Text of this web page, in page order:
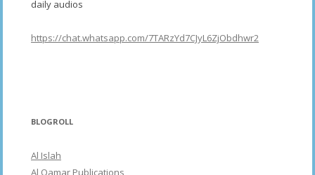
daily audios
https://chat.whatsapp.com/7TARzYd7CJyL6ZjObdhwr2
BLOGROLL
Al Islah